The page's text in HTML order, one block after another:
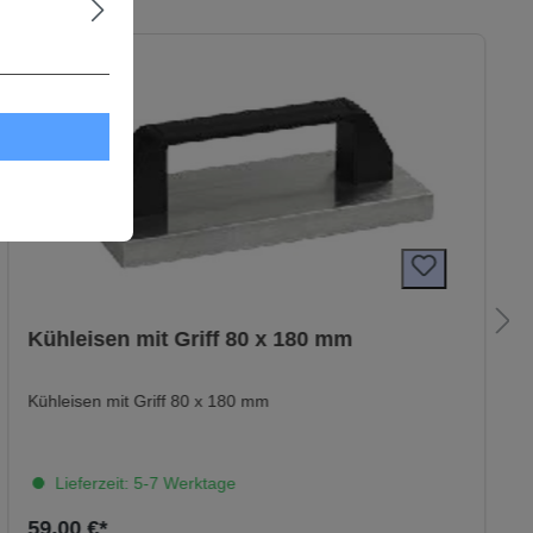
Kühleisen mit Griff 80 x 180 mm
Kühleisen mit Griff 80 x 180 mm
Lieferzeit: 5-7 Werktage